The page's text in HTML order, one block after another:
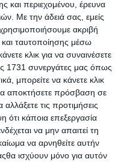
και περιεχομένου, έρευνα
Με την άδειά σας, εμείς
ακριβή
ταυτοποίησης μέσω
κλικ για να συναινέσετε
1731 συνεργάτες μας όπως
μπορείτε να κάνετε κλικ
αποκτήσετε πρόσβαση σε
τις προτιμήσεις
ότι κάποια επεξεργασία
να μην απαιτεί τη
να αρνηθείτε αυτήν
ισχύουν μόνο για αυτόν
δελτίο
ΜΟΥ